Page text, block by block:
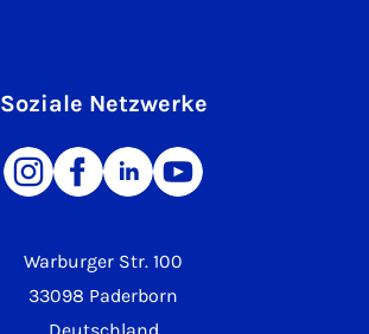
Warburger Str. 100
33098 Paderborn
Soziale Netzwerke